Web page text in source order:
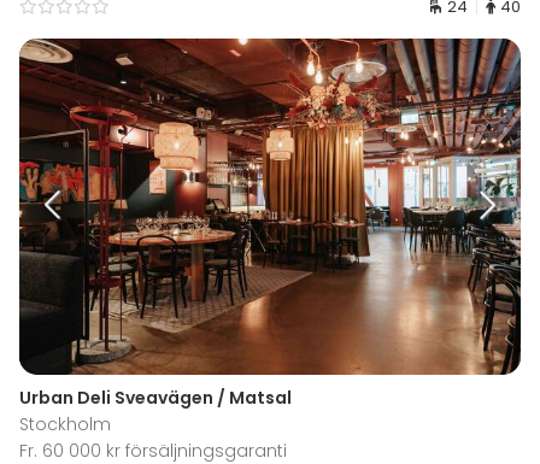
24 40
Urban Deli Sveavägen / Matsal
Stockholm
Fr. 60 000 kr försäljningsgaranti